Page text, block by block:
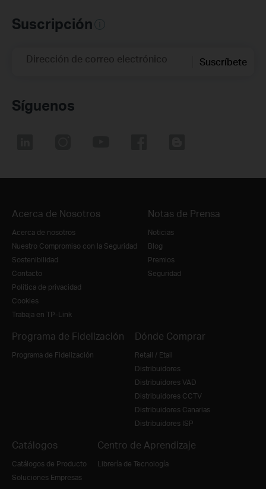
Suscripción
Dirección de correo electrónico Suscríbete
Síguenos
Acerca de Nosotros
Acerca de nosotros
Nuestro Compromiso con la Seguridad
Sostenibilidad
Contacto
Política de privacidad
Cookies
Trabaja en TP-Link
Notas de Prensa
Noticias
Blog
Premios
Seguridad
Programa de Fidelización
Programa de Fidelización
Dónde Comprar
Retail / Etail
Distribuidores
Distribuidores VAD
Distribuidores CCTV
Distribuidores Canarias
Distribuidores ISP
Catálogos
Catálogos de Producto
Soluciones Empresas
Centro de Aprendizaje
Librería de Tecnología